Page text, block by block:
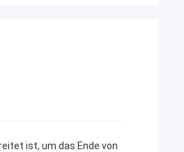
ist, um das Ende von